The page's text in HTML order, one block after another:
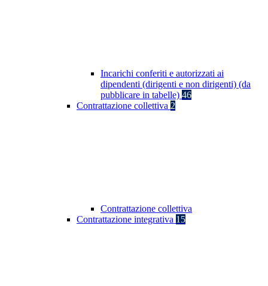
Incarichi conferiti e autorizzati ai
dipendenti (dirigenti e non dirigenti) (da
pubblicare in tabelle) 46
Contrattazione collettiva 2
Contrattazione collettiva
Contrattazione integrativa 15